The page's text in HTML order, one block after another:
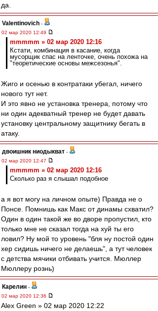
да.
Valentinovich -
02 мар 2020 12:49
mmmmm » 02 мар 2020 12:16
Кстати, комбинация в касание, когда
мусорщик спас на ленточке, очень похожа на
"теоретические основы межсезонья".
Жиго и осенью в контратаки убегал, ничего
нового тут нет.
И это явно не установка тренера, потому что
ни один адекватный тренер не будет давать
установку центральному защитнику бегать в
атаку.
двоишник ниодыкват -
02 мар 2020 12:47
mmmmm » 02 мар 2020 12:16
Сколько раз я слышал подобное
а я вот могу на личном опыте) Правда не о
Понсе. Помнишь как Макс от динамы схватил?
Один в один такой же во дворе пропустил, кто
только мне не сказал тогда на хуй ты его
ловил? Ну мой то уровень "бля ну постой один
хер сидишь ничего не делаешь", а тут человек
с детства мячики отбивать учится. Мюллер
Мюллеру рознь)
Карелин -
02 мар 2020 12:36
Alex Green » 02 мар 2020 12:22